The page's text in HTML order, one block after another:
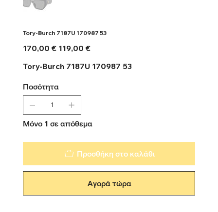
Tory-Burch 7187U 170987 53
Αρχική
τιμή
170,00 €
Τιμή
έκπτωσης
119,00 €
Tory-Burch 7187U 170987 53
Ποσότητα
Μόνο 1 σε απόθεμα
Προσθήκη στο καλάθι
Αγορά τώρα